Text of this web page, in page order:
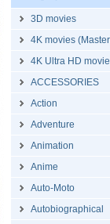
3D movies
4K movies
4K Ultra HD
ACCESSORIES
Action
Adventure
Animation
Anime
Auto-Moto
Autobiographical